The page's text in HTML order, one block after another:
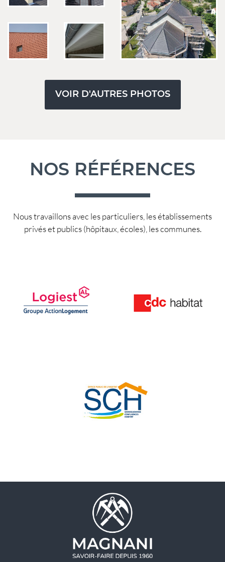
VOIR D'AUTRES PHOTOS
NOS RÉFÉRENCES
Nous travaillons avec les particuliers, les établissements
privés et publics (hôpitaux, écoles), les communes.